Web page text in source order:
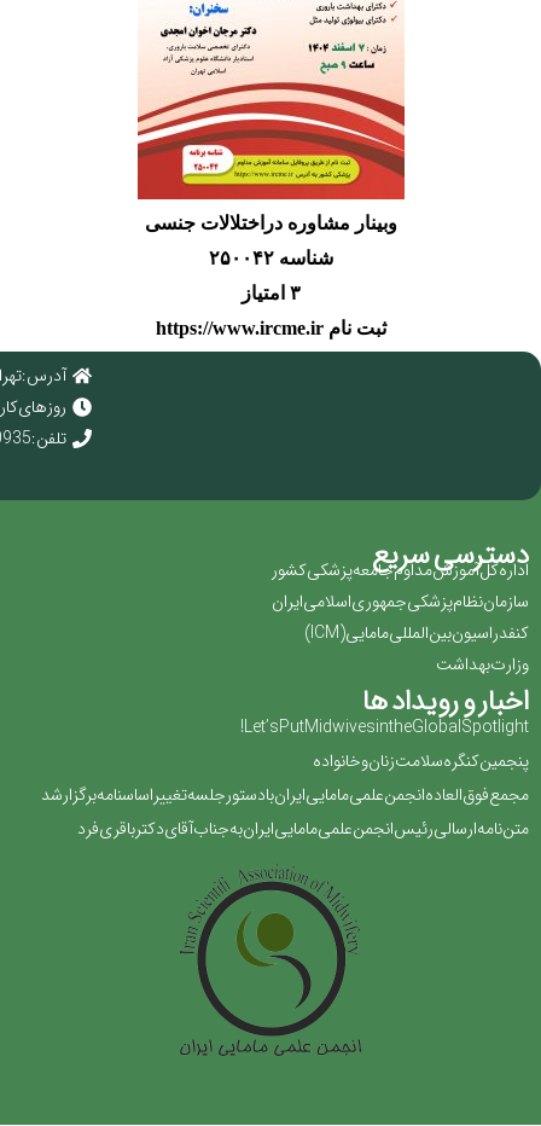
وبینار مشاوره دراختلالات جنسی
شناسه ۲۵۰۰۴۲
۳ امتیاز
ثبت نامhttps://www.ircme.ir
آدرس :
روز های کاری
تلفن : 02166920935
دسترسی سریع
اداره کل آموزش مداوم جامعه پزشکی کشور
سازمان نظام پزشکی جمهوری اسلامی ایران ‏
کنفدراسیون بین المللی مامایی(‏ICM‏)‏
وزارت بهداشت
اخبار و رویداد ها
Let’s Put Midwives in the Global Spotlight!
پنجمین کنگره سلامت زنان و خانواده
مجمع فوق العاده انجمن علمی مامایی ایران با دستور جلسه تغییر اساسنامه برگزار شد
متن نامه ارسالی رئیس انجمن علمی مامایی ایران به جناب آقای دکتر باقری فرد